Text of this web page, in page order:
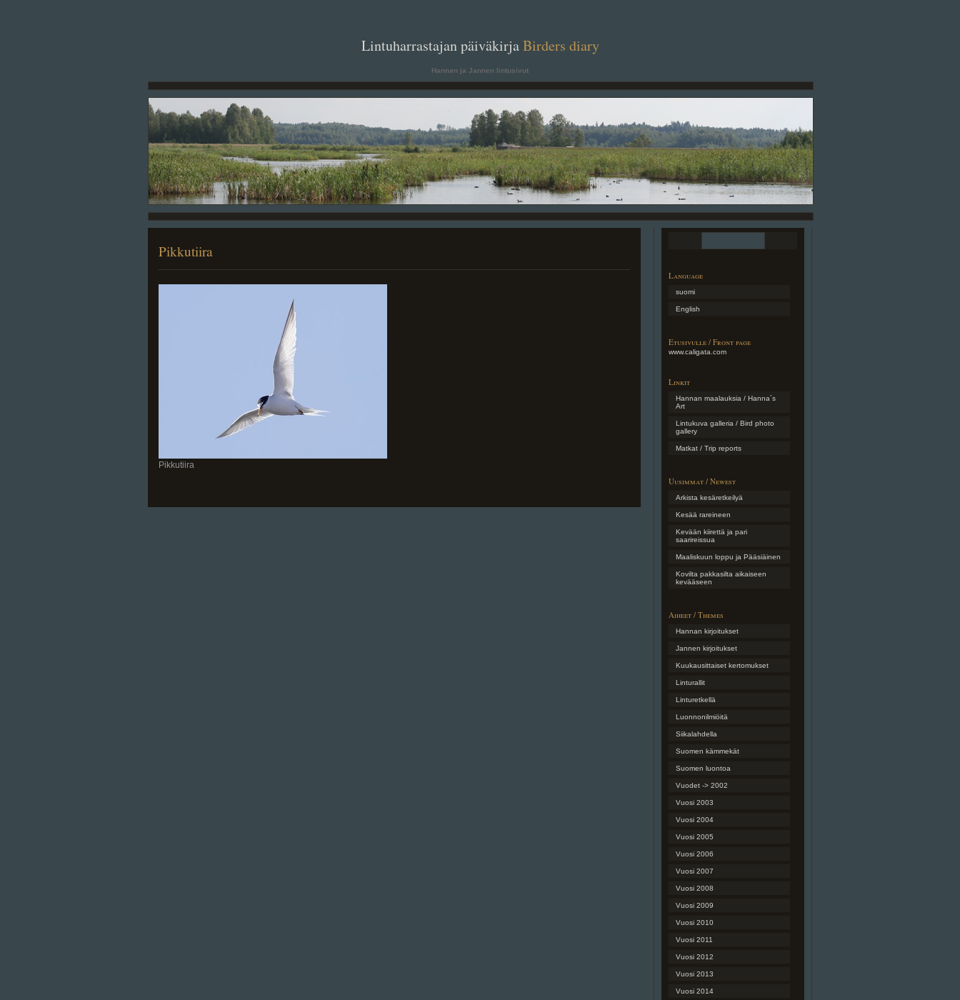
Lintuharrastajan päiväkirjaBirders diary. .
Hannan ja Jannen lintusivut
Pikkutiira
Pikkutiira
Language
suomi
English
Etusivulle / Front page
www.caligata.com
Linkit
Hannan maalauksia / Hanna´s
Art
Lintukuva galleria / Bird photo
gallery
Matkat / Trip reports
Uusimmat / Newest
Arkista kesäretkeilyä
Kesää rareineen
Kevään kiirettä ja pari
saarireissua
Maaliskuun loppu ja Pääsiäinen
Kovilta pakkasilta aikaiseen
kevääseen
Aiheet / Themes
Hannan kirjoitukset
Jannen kirjoitukset
Kuukausittaiset kertomukset
Linturallit
Linturetkellä
Luonnonilmiöitä
Siikalahdella
Suomen kämmekät
Suomen luontoa
Vuodet -> 2002
Vuosi 2003
Vuosi 2004
Vuosi 2005
Vuosi 2006
Vuosi 2007
Vuosi 2008
Vuosi 2009
Vuosi 2010
Vuosi 2011
Vuosi 2012
Vuosi 2013
Vuosi 2014